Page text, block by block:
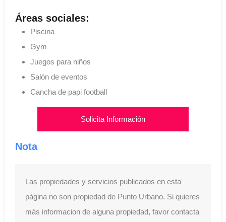
Áreas sociales:
Piscina
Gym
Juegos para niños
Salón de eventos
Cancha de papi football
Solicita Información
Nota
Las propiedades y servicios publicados en esta
página no son propiedad de Punto Urbano. Si quieres
más informacion de alguna propiedad, favor contacta